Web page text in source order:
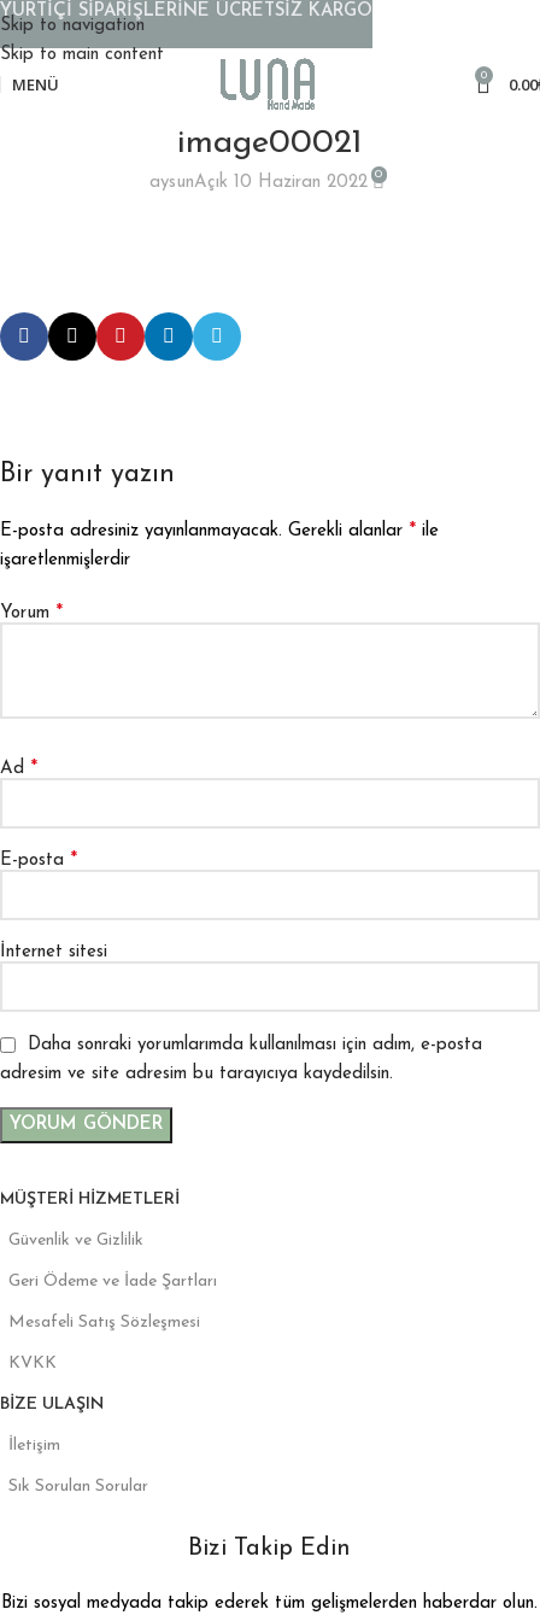
Skip to navigation
Skip to main content
MENÜ 0 0.00
image00021
aysunAçık 10 Haziran 2022 0
Bir yanıt yazın
E-posta adresiniz yayınlanmayacak. Gerekli alanlar * ile
işaretlenmişlerdir
Yorum *
Ad *
E-posta *
İnternet sitesi
Daha sonraki yorumlarımda kullanılması için adım, e-posta
adresim ve site adresim bu tarayıcıya kaydedilsin.
MÜŞTERI HIZMETLERI
Güvenlik ve Gizlilik
Geri Ödeme ve İade Şartları
Mesafeli Satış Sözleşmesi
KVKK
BIZE ULAŞIN
İletişim
Sık Sorulan Sorular
Bizi Takip Edin
Bizi sosyal medyada takip ederek tüm gelişmelerden haberdar olun.
YURTİÇİ SİPARİŞLERİNE ÜCRETSİZ KARGO